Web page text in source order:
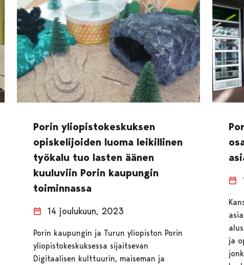
Porin yliopistokeskuksen
opiskelijoiden luoma leikillinen
työkalu tuo lasten äänen
kuuluviin Porin kaupungin
toiminnassa
14 joulukuun, 2023
Porin kaupungin ja Turun yliopiston Porin
yliopistokeskuksessa sijaitsevan
Digitaalisen kulttuurin, maiseman ja
ja